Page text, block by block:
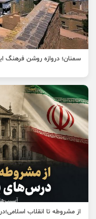
سمنان؛ دروازه روشن فرهنگ
از مشروطه تا انقلاب